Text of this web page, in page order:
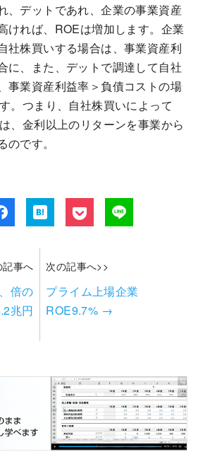
、デットであれ、企業の事業資産
ければ、ROEは増加します。企業
社株買いする場合は、事業資産利
に、また、デットで調達して自社
事業資産利益率＞負債コストの場
。つまり、自社株買いによって
、金利以上のリターンを事業から
です。
記事へ
倍の
兆円
次の記事へ>>
プライム上場企業
ROE9.7% →